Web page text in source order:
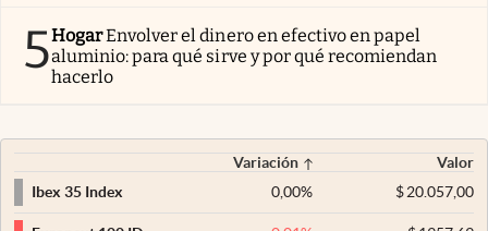
5HogarEnvolver el dinero en efectivo en papel
aluminio: para qué sirve y por qué recomiendan
hacerlo
Variación
Valor
Ibex 35 Index
0,00% $20.057,00